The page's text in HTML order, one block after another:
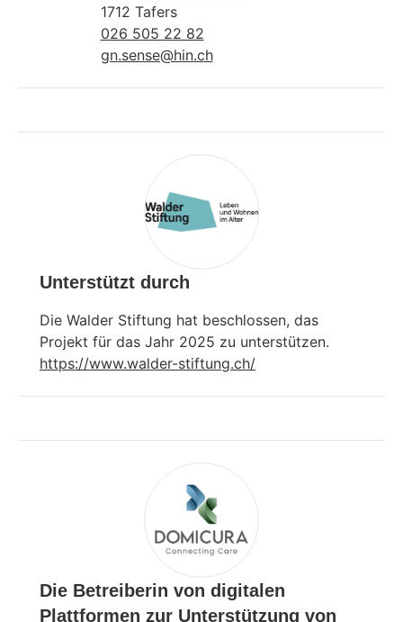
1712 Tafers
026 505 22 82
gn.sense@hin.ch
Unterstützt durch
Die Walder Stiftung hat beschlossen, das
Projekt für das Jahr 2025 zu unterstützen.
https://www.walder-stiftung.ch/
Die Betreiberin von digitalen
Plattformen zur Unterstützung von